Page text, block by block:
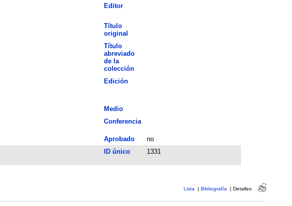
Editor
Título
original
Título
abreviado
de la
colección
Edición
Medio
Conferencia
Aprobado
no
ID único 1331
Lista | Bibliografía | Detalles